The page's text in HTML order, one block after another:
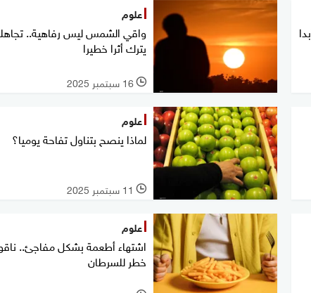
علوم
واقي الشمس ليس رفاهية..
يترك أثرا خطيرا
l 16 سبتمبر 2025
علوم
لماذا ينصح بتناول تفاحة يوميا؟
l 11 سبتمبر 2025
علوم
اشتهاء أطعمة بشكل مفاجئ..
خطر للسرطان